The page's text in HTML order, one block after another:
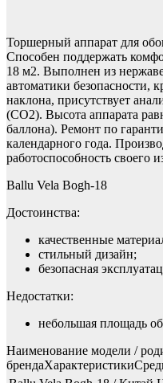
Торшерный аппарат для
Способен поддержать
18 м2. Выполнен из
автоматики безопасности,
наклона, присутствует
(СО2). Высота аппарата
баллона). Ремонт по
календарного года.
работоспособность своего
Ballu Vela Bogh-18
Достоинства:
качественные
стильный дизайн;
безопасная
Недостатки:
небольшая площадь
Наименование модели /